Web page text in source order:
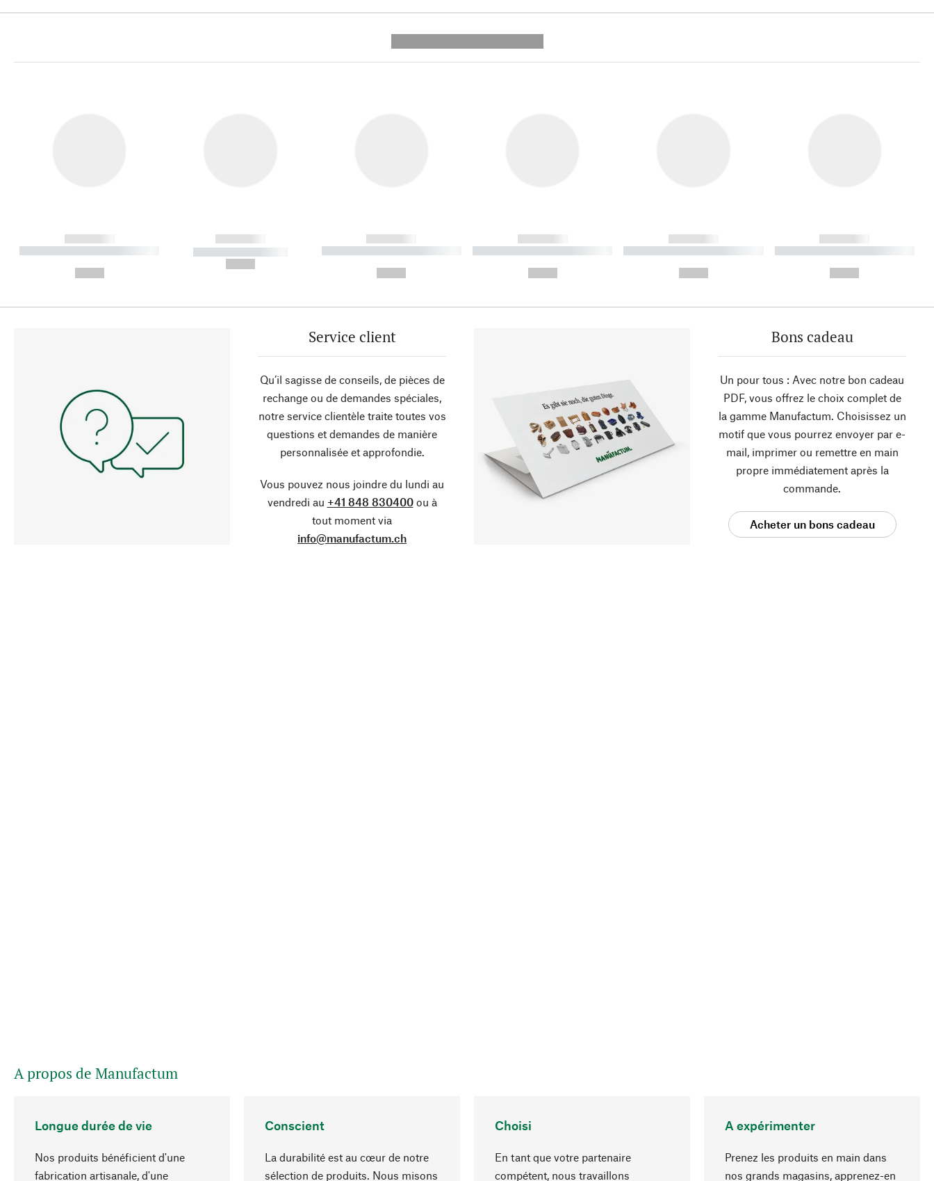
------------
----------- ----------- ----------
------------
----------- -----------
------------
----------- ----------- ----------
------------
----------- ----------- ----------
------------
----------- ----------- ----------
------------
----------- ----------- ----------
Service client
Qu’il sagisse de conseils, de pièces de
rechange ou de demandes spéciales,
notre service clientèle traite toutes vos
questions et demandes de manière
personnalisée et approfondie.
Vous pouvez nous joindre du lundi au
vendredi au +41 848 830400ou à
tout moment via
info@manufactum.ch
Bons cadeau
Un pour tous : Avec notre bon cadeau
PDF, vous offrez le choix complet de
la gamme Manufactum. Choisissez un
motif que vous pourrez envoyer par e-
mail, imprimer ou remettre en main
propre immédiatement après la
commande.
Acheter un bons cadeau
A propos de Manufactum
Longue durée de vie
Nos produits bénéficient d'une
fabrication artisanale, d'une
Conscient
La durabilité est au cœur de notre
sélection de produits. Nous misons
Choisi
En tant que votre partenaire
compétent, nous travaillons
A expérimenter
Prenez les produits en main dans
nos grands magasins, apprenez-en